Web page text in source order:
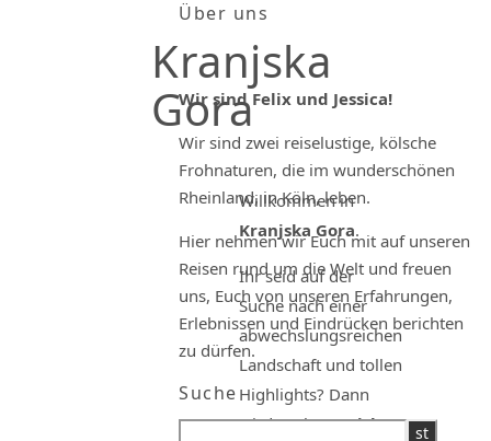
Kranjska
Gora
Willkommen in
Kranjska Gora.
Ihr seid auf der
Suche nach einer
abwechslungsreichen
Landschaft und tollen
Highlights? Dann
wird EuchKranjska
Über uns
Wir sind Felix und Jessica!
Wir sind zwei reiselustige, kölsche
Frohnaturen, die im wunderschönen
Rheinland, in Köln, leben.
Hier nehmen wir Euch mit auf unseren
Reisen rund um die Welt und freuen
uns, Euch von unseren Erfahrungen,
Erlebnissen und Eindrücken berichten
zu dürfen.
Suche